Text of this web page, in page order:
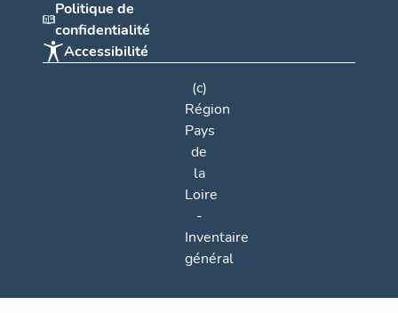
Politique de
confidentialité
Accessibilité
(c)
Région
Pays
de
la
Loire
-
Inventaire
général